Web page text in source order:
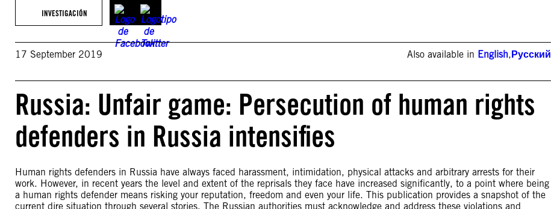
INVESTIGACIÓN
17 September 2019 Also available in English,Русский
Russia: Unfair game: Persecution of human rights
defenders in Russia intensifies
Human rights defenders in Russia have always faced harassment, intimidation, physical attacks and arbitrary arrests for their
work. However, in recent years the level and extent of the reprisals they face have increased significantly, to a point where being
a human rights defender means risking your reputation, freedom and even your life. This publication provides a snapshot of the
current dire situation through several stories. The Russian authorities must acknowledge and address these violations and